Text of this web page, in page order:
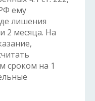
ему
лишения
2 месяца. На
сроком на 1